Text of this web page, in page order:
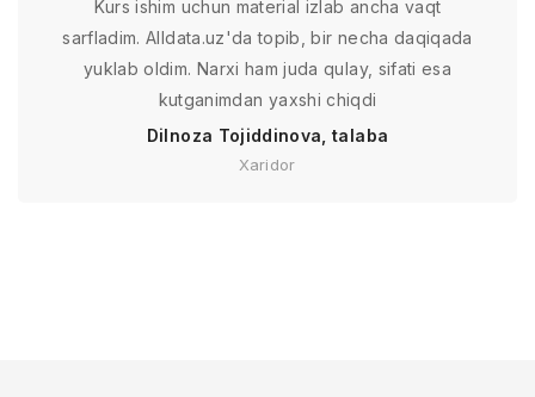
Kurs ishim uchun material izlab ancha vaqt
sarfladim. Alldata.uz'da topib, bir necha daqiqada
yuklab oldim. Narxi ham juda qulay, sifati esa
kutganimdan yaxshi chiqdi
Dilnoza Tojiddinova, talaba
Xaridor